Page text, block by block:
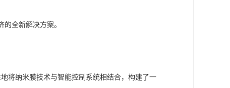
全新解决方案。
将纳米膜技术与智能控制系统相结合，构建了一